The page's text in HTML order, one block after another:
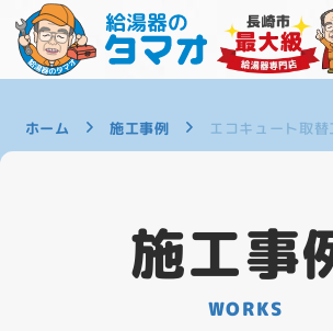
ホーム 施工事例 エコキュート取替
施工事
WORKS